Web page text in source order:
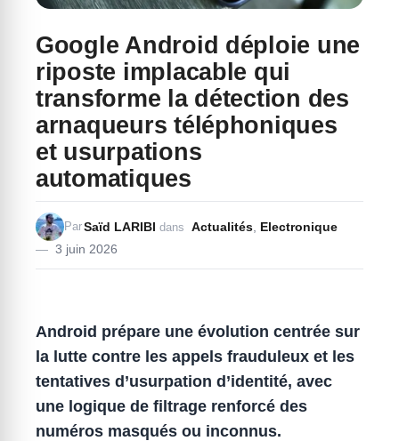
Google Android déploie une
riposte implacable qui
transforme la détection des
arnaqueurs téléphoniques
et usurpations
automatiques
3 juin 2026
ParSaïd LARIBI dans Actualités Electronique
Android prépare une évolution centrée sur
la lutte contre les appels frauduleux et les
tentatives d’usurpation d’identité, avec
une logique de filtrage renforcé des
numéros masqués ou inconnus.